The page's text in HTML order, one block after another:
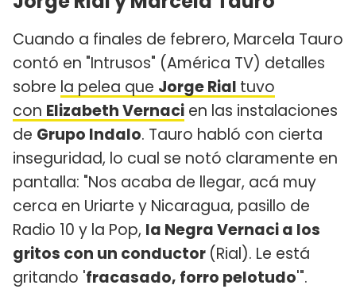
Cuando a finales de febrero, Marcela Tauro
contó en "Intrusos" (América TV) detalles
sobre la pelea que Jorge Rial tuvo
con Elizabeth Vernaci en las instalaciones
de Grupo Indalo. Tauro habló con cierta
inseguridad, lo cual se notó claramente en
pantalla: "Nos acaba de llegar, acá muy
cerca en Uriarte y Nicaragua, pasillo de
Radio 10 y la Pop, la Negra Vernaci a los
gritos con un conductor (Rial). Le está
gritando 'fracasado, forro pelotudo'".